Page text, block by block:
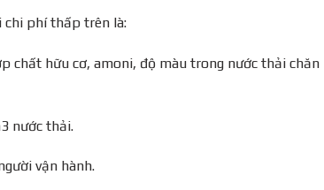
chi phí thấp trên là:
hữu cơ, amoni, độ màu trong nước thải chăn
nước thải.
vận hành.